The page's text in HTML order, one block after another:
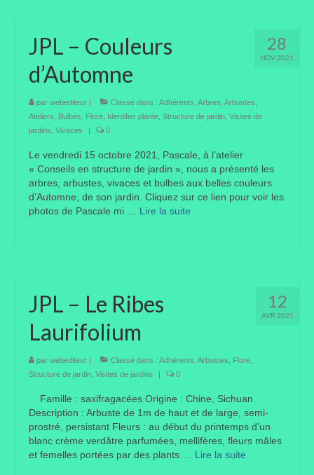
Graminées
Vivaces
Faune
Oiseaux
Et aussi…
Liens préférés de JPL
Dictons
Plats principaux
Desserts
Boissons
Infos pratiques
Règlement Intérieur – Statuts et cotisation JPL
2016/17
28
NOV 2021
JPL – Couleurs
d’Automne
par webediteur | Classé dans : Adhérents Arbres Arbustes
Ateliers
Bulbes Flore Identifier plante Structure de jardin Visites de
jardins Vivaces | 0
Le vendredi 15 octobre 2021, Pascale, à l’atelier
« Conseils en structure de jardin », nous a présenté les
arbres, arbustes, vivaces et bulbes aux belles couleurs
d’Automne, de son jardin. Cliquez sur ce lien pour voir les
photos de Pascale mi … Lire la suite­­
12
AVR 2021
JPL – Le Ribes
Laurifolium
par webediteur | Classé dans : Adhérents Arbustes Flore
Structure de jardin Visites de jardins | 0
Famille : saxifragacées Origine : Chine, Sichuan
Description : Arbuste de 1m de haut et de large, semi-
prostré, persistant Fleurs : au début du printemps d’un
blanc crème verdâtre parfumées, mellifères, fleurs mâles
et femelles portées par des plants … Lire la suite­­